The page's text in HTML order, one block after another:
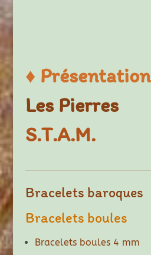
♦ Présentation
Les Pierres
S.T.A.M.
Bracelets baroques
Bracelets boules
Bracelets boules 4 mm